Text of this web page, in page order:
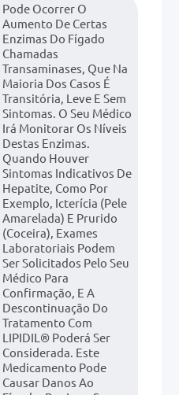
Pode Ocorrer O
Aumento De Certas
Enzimas Do Fígado
Chamadas
Transaminases, Que Na
Maioria Dos Casos É
Transitória, Leve E Sem
Sintomas. O Seu Médico
Irá Monitorar Os Níveis
Destas Enzimas.
Quando Houver
Sintomas Indicativos De
Hepatite, Como Por
Exemplo, Icterícia (pele
Amarelada) E Prurido
(coceira), Exames
Laboratoriais Podem
Ser Solicitados Pelo Seu
Médico Para
Confirmação, E A
Descontinuação Do
Tratamento Com
LIPIDIL® Poderá Ser
Considerada. Este
Medicamento Pode
Causar Danos Ao